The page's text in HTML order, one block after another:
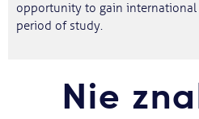
opportunity to gain
period of study.
Nie